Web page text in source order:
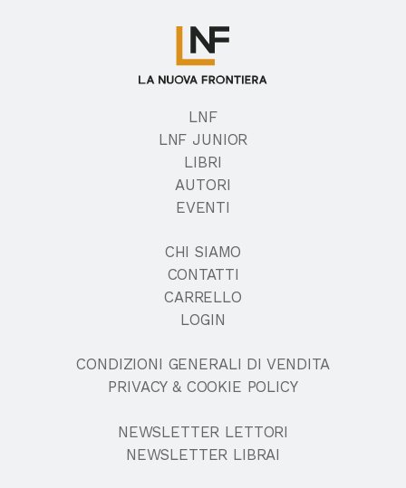
LNF
LNF JUNIOR
LIBRI
AUTORI
EVENTI
CHI SIAMO
CONTATTI
CARRELLO
LOGIN
CONDIZIONI GENERALI DI VENDITA
PRIVACY & COOKIE POLICY
NEWSLETTER LETTORI
NEWSLETTER LIBRAI